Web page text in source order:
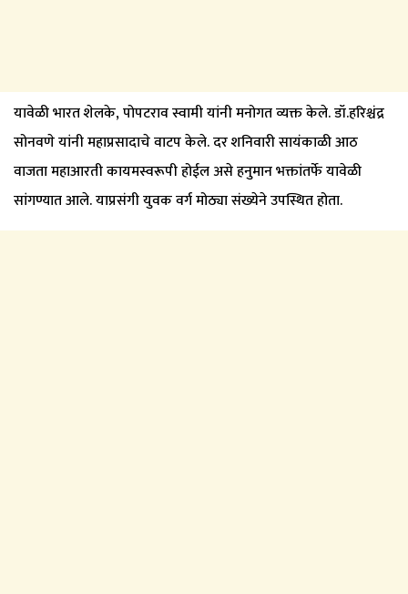
यावेळी भारत शेलके, पोपटराव स्वामी यांनी मनोगत व्यक्त केले. डॉ.हरिश्चंद्र
सोनवणे यांनी महाप्रसादाचे वाटप केले. दर शनिवारी सायंकाळी आठ
वाजता महाआरती कायमस्वरूपी होईल असे हनुमान भक्तांतर्फे यावेळी
सांगण्यात आले. याप्रसंगी युवक वर्ग मोठ्या संख्येने उपस्थित होता.